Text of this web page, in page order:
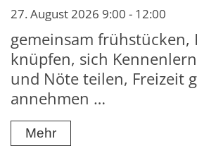
27. August 2026 9:00 - 12:00
gemeinsam frühstücken,
knüpfen, sich
und Nöte teilen, Freizeit
annehmen …
Mehr